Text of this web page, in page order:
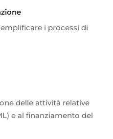
i processi di
delle attività relative
e al finanziamento del